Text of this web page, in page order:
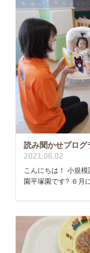
読み聞かせプロ
2021.06.02
こんにちは！ 小規
園平塚園です? ６月